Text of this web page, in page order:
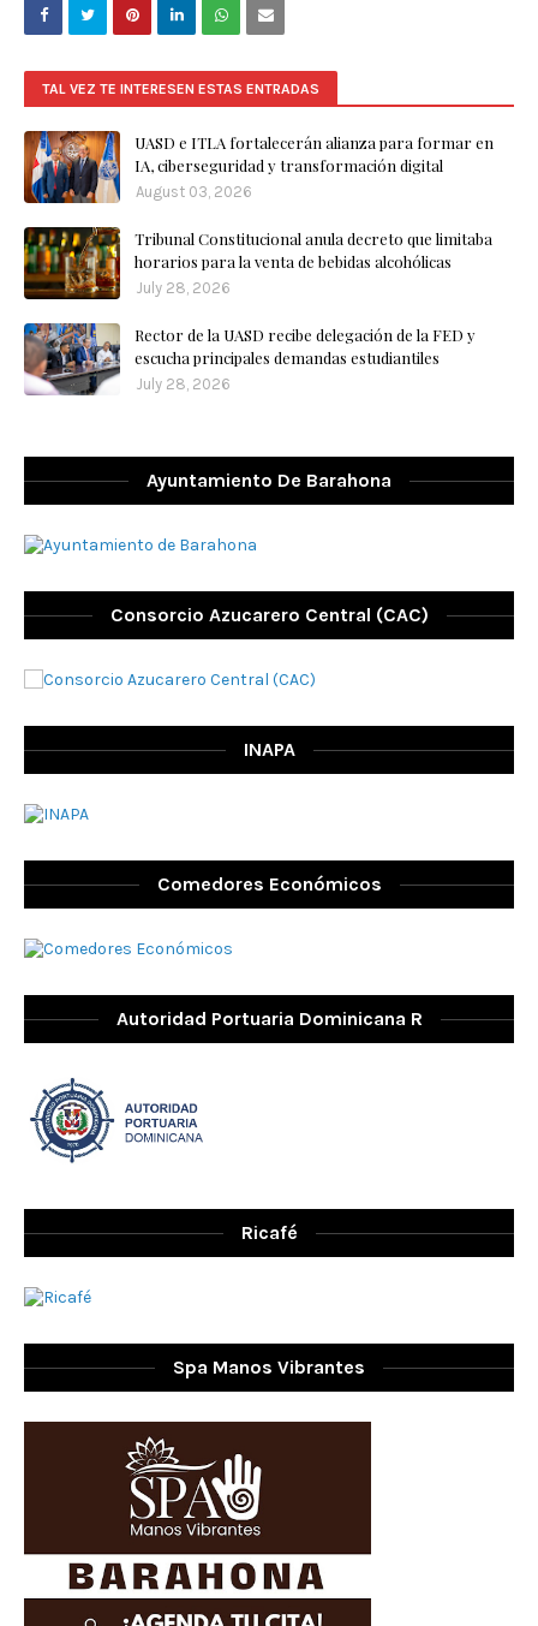
TAL VEZ TE INTERESEN ESTAS ENTRADAS
UASD e ITLA fortalecerán alianza para formar en
IA, ciberseguridad y transformación digital
August 03, 2026
Tribunal Constitucional anula decreto que limitaba
horarios para la venta de bebidas alcohólicas
July 28, 2026
Rector de la UASD recibe delegación de la FED y
escucha principales demandas estudiantiles
July 28, 2026
Ayuntamiento De Barahona
Consorcio Azucarero Central (CAC)
INAPA
Comedores Económicos
Autoridad Portuaria Dominicana R
Ricafé
Spa Manos Vibrantes